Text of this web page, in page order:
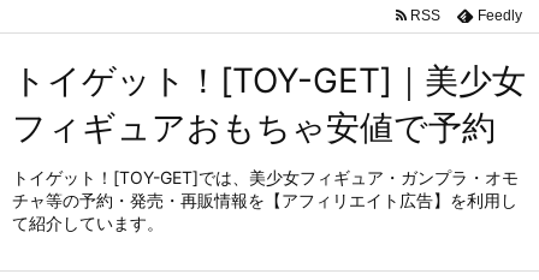
トイゲット！[TOY-GET]｜美少女
フィギュアおもちゃ安値で予約
トイゲット！[TOY-GET]では、美少女フィギュア・ガンプラ・オモ
チャ等の予約・発売・再販情報を【アフィリエイト広告】を利用し
て紹介しています。
RSS Feedly